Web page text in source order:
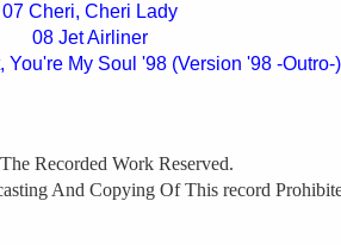
07 Cheri, Cheri Lady
08 Jet Airliner
You're My Soul '98 (Version '98 -Outro-)
Recorded Work Reserved.
And Copying Of This record